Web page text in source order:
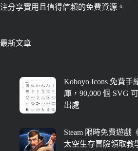
注分享實用且值得信賴的免費資源。
最新文章
Koboyo Icons 免費手
庫，90,000 個 SVG
出處
Steam 限時免費遊戲《
太空生存冒險領取教